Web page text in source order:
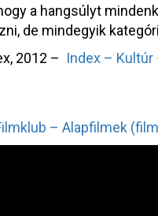
a hangsúlyt
de mindegyik
2012 – Index – Kultúr
– Alapfilmek